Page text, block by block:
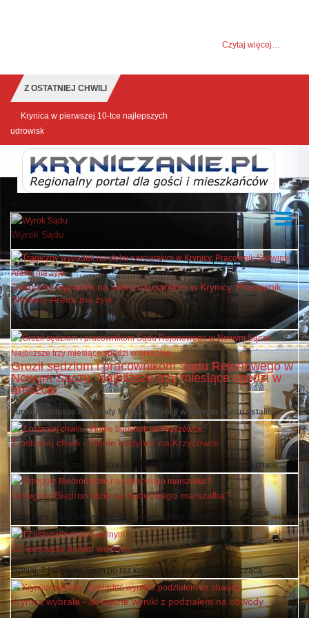
Czytaj więcej…
Z OSTATNIEJ CHWILI
Krynica w pierwszej 10-tce najlepszych
udrowisk
Wyrok Sądu
Tragiczny wypadek na stoku narciarskim w Krynicy. Pracownik
Słotwiny-Arena nie żyje
Mimo reanimacji, nie udało się uratować życia pracownika krynickiej ...
Groził sędziom i pracownikom Sądu Rejonowego w
Nowym Sączu. Najbliższe trzy miesiące spędzi w
areszcie
Funkcjonariusze Komendy Miejskiej Policji w Nowym Sączu ustalili i ...
Z ostaniej chwili - Płonie budynek na Krzyżówce.
Płonie budynek na " Krzyżówce " . Konstrukcja budynku w każdej chwili ...
Grzegorz Biedroń idzie na sądeckiego marszałka?
Rządząca przez kilkanaście lat w małopolskim sejmiku koalicja ...
12 listopada dniem wolnym.
Dzisiaj, 7 listopada, Sejm po raz kolejny zajął się ustawą dotyczącą ...
Krynica wybrała - dokładne wyniki z podziałem na obwody